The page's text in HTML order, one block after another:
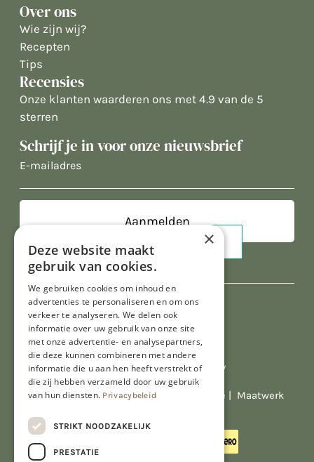
Over ons
Wie zijn wij?
Recepten
Tips
Recensies
Onze klanten waarderen ons met 4.9 van de 5
sterren
Schrijf je in voor onze nieuwsbrief
E-
Al onze prijzen zijn incl. BTW
© Copyright 2026 Limburgs Bakwinkeltje | Maatwerk
×
Deze website maakt
gebruik van cookies.
We gebruiken cookies om inhoud en
advertenties te personaliseren en om ons
verkeer te analyseren. We delen ook
informatie over uw gebruik van onze site
met onze advertentie- en analysepartners,
die deze kunnen combineren met andere
informatie die u aan hen heeft verstrekt of
die zij hebben verzameld door uw gebruik
van hun diensten. Privacybeleid
STRIKT NOODZAKELIJK
PRESTATIE